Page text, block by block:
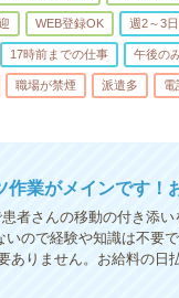
WEB登録OK 週2～3
17時前までの仕事 午後の
職場が禁煙 派遣多 電
業がメインです！
者さんの移動の付き添い
ので経験や知識は不要
りません。お給料の日